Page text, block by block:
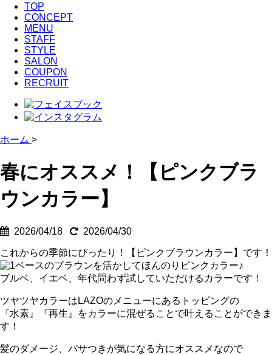
TOP
CONCEPT
MENU
STAFF
STYLE
SALON
COUPON
RECRUIT
ホーム >
春にオススメ！【ピンクブラ
ウンカラー】
2026/04/18 2026/04/30
これからの季節にぴったり！【ピンクブラウンカラー】です！
ベースのブラウンを活かしてほんのりピンクカラー♪
ブルベ、イエベ、年代問わず試していただけるカラーです！
ツヤツヤカラーはLAZOのメニューにあるトッピングの
『水素』『再生』をカラーに混ぜることで叶えることができま
す！
髪のダメージ、パサつきが気になる方にオススメなので